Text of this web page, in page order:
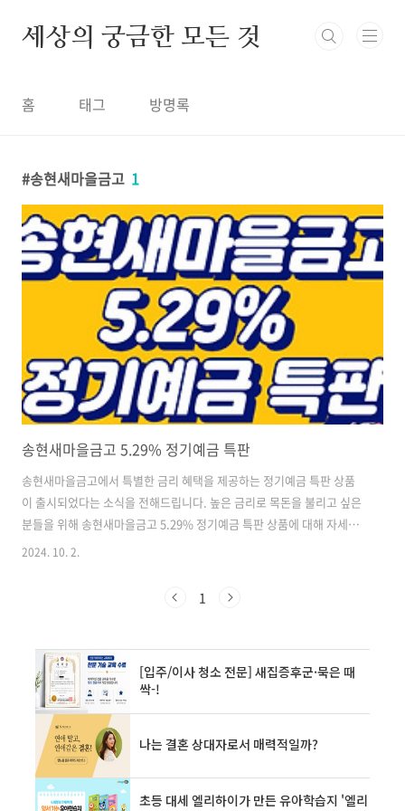
세상의 궁금한 모든 것
홈 태그 방명록
송현새마을금고 1
송현새마을금고 5.29% 정기예금 특판
송현새마을금고에서 특별한 금리 혜택을 제공하는 정기예금 특판 상품
이 출시되었다는 소식을 전해드립니다. 높은 금리로 목돈을 불리고 싶은
분들을 위해 송현새마을금고 5.29% 정기예금 특판 상품에 대해 자세히
알아보도록 하겠습니다. 송현새마을금고 5.29% 정기예금 특판, 왜 특별
얻기가 어려워졌습니다. 하지만 송현새마을금고의 5.29% 정기예금 특
않고 편리하게 가입할 수 있다는 점이 큰 장점입니다.상품의 주요 특징높
은 금리: 최대 5.29%의 높은 금리를 제공하여 단기간에 목돈을 불릴 수
있습니다.비대면..
2024. 10. 2.
1